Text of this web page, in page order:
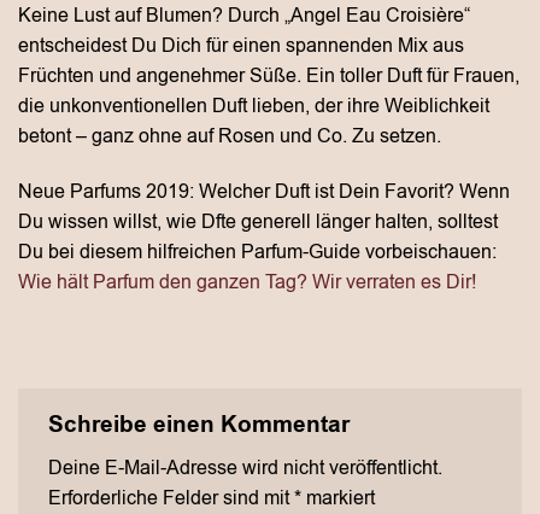
Keine Lust auf Blumen? Durch „Angel Eau Croisière“
entscheidest Du Dich für einen spannenden Mix aus
Früchten und angenehmer Süße. Ein toller Duft für Frauen,
die unkonventionellen Duft lieben, der ihre Weiblichkeit
betont – ganz ohne auf Rosen und Co. Zu setzen.
Neue Parfums 2019: Welcher Duft ist Dein Favorit? Wenn
Du wissen willst, wie Dfte generell länger halten, solltest
Du bei diesem hilfreichen Parfum-Guide vorbeischauen:
Wie hält Parfum den ganzen Tag? Wir verraten es Dir!
Schreibe einen Kommentar
Deine E-Mail-Adresse wird nicht veröffentlicht.
Erforderliche Felder sind mit* markiert